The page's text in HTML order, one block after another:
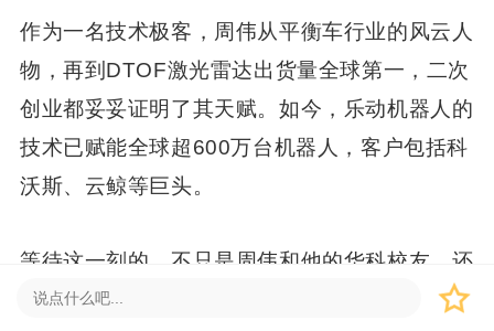
作为一名技术极客，周伟从平衡车行业的风云人
物，再到DTOF激光雷达出货量全球第一，二次
创业都妥妥证明了其天赋。如今，乐动机器人的
技术已赋能全球超600万台机器人，客户包括科
沃斯、云鲸等巨头。
等待这一刻的，不只是周伟和他的华科校友，还
有约30万香港散户。就在三天前的5月8日，乐